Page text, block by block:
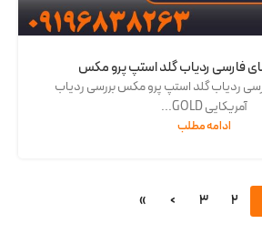
فارسی ردیاب گلد استپ پرو مکس
ردیاب گلد استپ پرو مکس بررسی ردیاب
آمریکایی GOLD...
ادامه مطلب
2
3
›
»